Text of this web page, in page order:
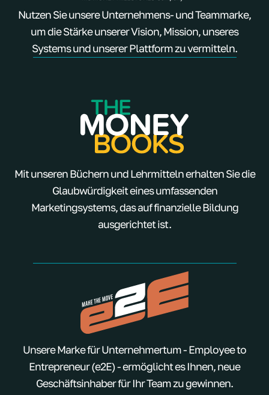
Nutzen Sie unsere Unternehmens- und Teammarke,
um die Stärke unserer Vision, Mission, unseres
Systems und unserer Plattform zu vermitteln.
Mit unseren Büchern und Lehrmitteln erhalten Sie die
Glaubwürdigkeit eines umfassenden
Marketingsystems, das auf finanzielle Bildung
ausgerichtet ist.
Unsere Marke für Unternehmertum - Employee to
Entrepreneur (e2E) - ermöglicht es Ihnen, neue
Geschäftsinhaber für Ihr Team zu gewinnen.